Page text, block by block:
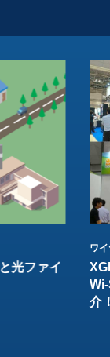
光ファイ
ワ
介